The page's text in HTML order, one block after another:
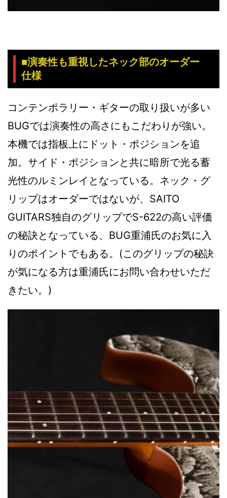
■演奏性も重視したネック部のオーダー
仕様
コンテンポラリー・ギターの取り扱いが多い
BUGでは演奏性の高さにもこだわりが強い。
本機では指板上にドット・ポジションを追
加。サイド・ポジションと共に暗所で光る蓄
光性のルミンレイとなっている。ネック・グ
リップはオーダーではないが、SAITO
GUITARS独自のグリップでS-622の高い評価
の秘訣となっている、BUG重浦氏のお気に入
りのポイントでもある。(このグリップの秘訣
が気になる方は重浦氏にお問い合わせいただ
きたい。)